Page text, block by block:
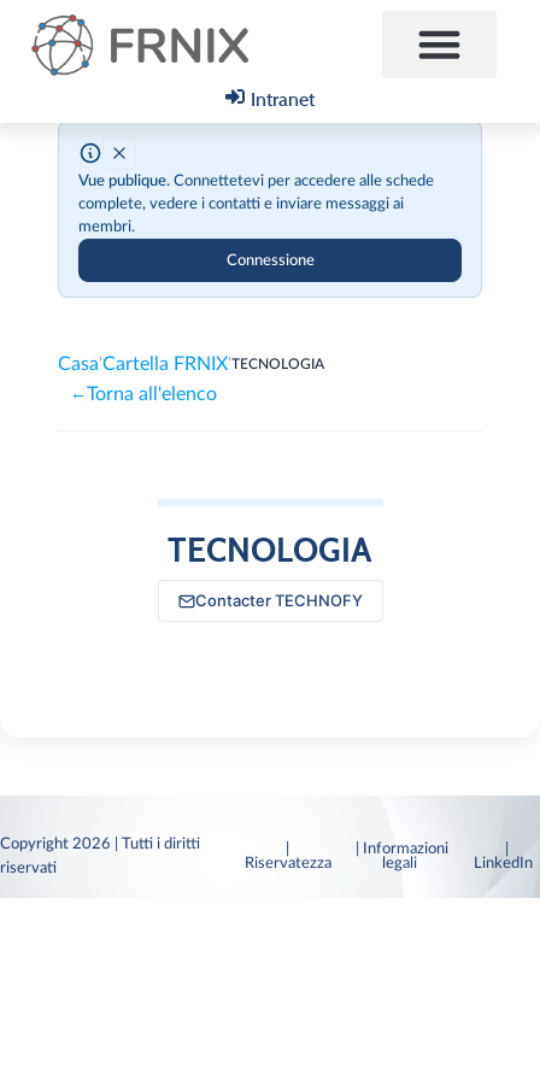
Intranet
Vue publique. Connettetevi per accedere alle schede
complete, vedere i contatti e inviare messaggi ai
membri.
Connessione
Casa'Cartella FRNIX'TECNOLOGIA
←Torna all'elenco
TECNOLOGIA
Contacter TECHNOFY
Copyright 2026 | Tutti i diritti
riservati
Riservatezza
| Informazioni
legali
LinkedIn